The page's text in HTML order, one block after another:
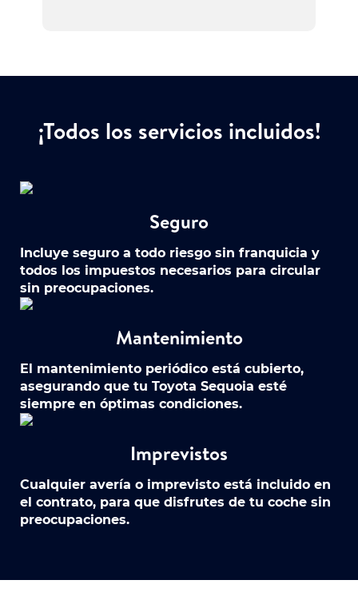
¡Todos los servicios incluidos!
Seguro
Incluye seguro a todo riesgo sin franquicia y
todos los impuestos necesarios para circular
sin preocupaciones.
Mantenimiento
El mantenimiento periódico está cubierto,
asegurando que tu Toyota Sequoia esté
siempre en óptimas condiciones.
Imprevistos
Cualquier avería o imprevisto está incluido en
el contrato, para que disfrutes de tu coche sin
preocupaciones.